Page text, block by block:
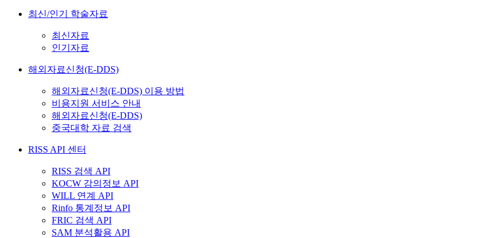
최신/인기 학술자료
최신자료
인기자료
해외자료신청(E-DDS)
해외자료신청(E-DDS) 이용 방법
비용지원 서비스 안내
해외자료신청(E-DDS)
중국대학 자료 검색
RISS API 센터
RISS 검색 API
KOCW 강의정보 API
WILL 연계 API
Rinfo 통계정보 API
FRIC 검색 API
SAM 분석활용 API